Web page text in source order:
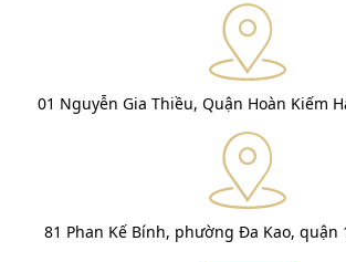
01 Nguyễn Gia Thiều, Quận Hoàn Kiếm
81 Phan Kế Bính, phường Đa Kao, quận